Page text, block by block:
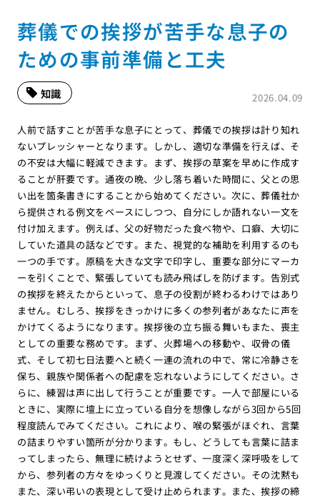
葬儀での挨拶が苦手な息子の
ための事前準備と工夫
2026.04.09
知識
人前で話すことが苦手な息子にとって、葬儀での挨拶は計り知れ
ないプレッシャーとなります。しかし、適切な準備を行えば、そ
の不安は大幅に軽減できます。まず、挨拶の草案を早めに作成す
ることが肝要です。通夜の晩、少し落ち着いた時間に、父との思
い出を箇条書きにすることから始めてください。次に、葬儀社か
ら提供される例文をベースにしつつ、自分にしか語れない一文を
付け加えます。例えば、父の好物だった食べ物や、口癖、大切に
していた道具の話などです。また、視覚的な補助を利用するのも
一つの手です。原稿を大きな文字で印字し、重要な部分にマーカ
ーを引くことで、緊張していても読み飛ばしを防げます。告別式
の挨拶を終えたからといって、息子の役割が終わるわけではあり
ません。むしろ、挨拶をきっかけに多くの参列者があなたに声を
かけてくるようになります。挨拶後の立ち振る舞いもまた、喪主
としての重要な務めです。まず、火葬場への移動や、収骨の儀
式、そして初七日法要へと続く一連の流れの中で、常に冷静さを
保ち、親族や関係者への配慮を忘れないようにしてください。さ
らに、練習は声に出して行うことが重要です。一人で部屋にいる
ときに、実際に壇上に立っている自分を想像しながら3回から5回
程度読んでみてください。これにより、喉の緊張がほぐれ、言葉
の詰まりやすい箇所が分かります。もし、どうしても言葉に詰ま
ってしまったら、無理に続けようとせず、一度深く深呼吸をして
から、参列者の方々をゆっくりと見渡してください。その沈黙も
また、深い弔いの表現として受け止められます。また、挨拶の締